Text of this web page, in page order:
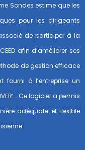
Sondes estime que les
pour les dirigeants
de participer à la
afin d’améliorer ses
de gestion efficace
fourni à l’entreprise un
. Ce logiciel a permis
adéquate et flexible